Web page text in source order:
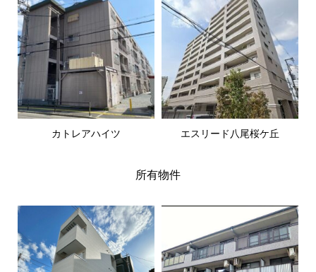
カトレアハイツ エスリード八尾桜ケ丘
所有物件